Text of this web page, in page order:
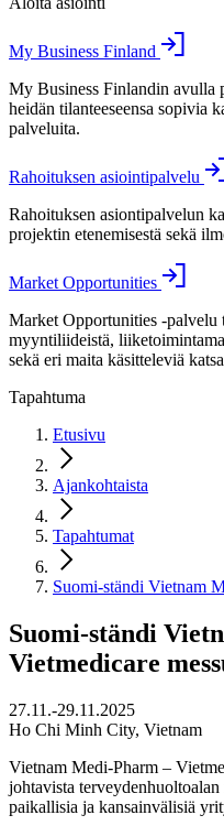
My Business Finland
My Business Finlandin avulla
heidän tilanteeseensa sopivia
palveluita.
Rahoituksen asiointipalvelu
Rahoituksen asiontipalvelun
projektin etenemisestä sekä
Market Opportunities
Market Opportunities -palvelu
myyntiliideistä,
sekä eri maita käsitteleviä
Tapahtuma
Etusivu
Ajankohtaista
Tapahtumat
Suomi-ständi Vietnam
Suomi-ständi
Vietmedicare
27.11.-29.11.2025
Ho Chi Minh City, Vietnam
Vietnam Medi-Pharm –
johtavista terveydenhuoltoalan
paikallisia ja kansainvälisiä